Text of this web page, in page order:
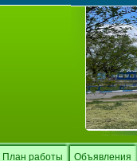
План работы Объявления